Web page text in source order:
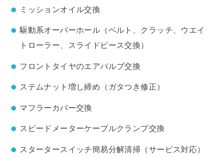
ミッションオイル交換
駆動系オーバーホール（ベルト、クラッチ、ウエイ
トローラー、スライドピース交換）
フロントタイヤのエアバルブ交換
ステムナット増し締め（ガタつき修正）
マフラーカバー交換
スピードメーターケーブルクランプ交換
スタータースイッチ簡易分解清掃（サービス対応）